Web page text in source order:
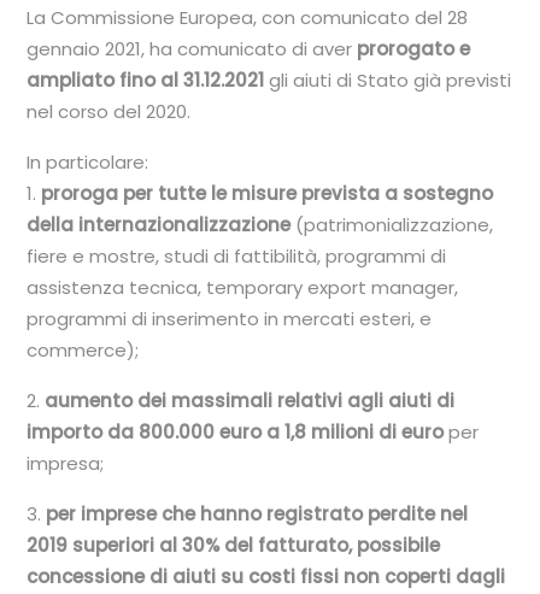
La Commissione Europea, con comunicato del 28
gennaio 2021, ha comunicato di aver prorogato e
ampliato fino al 31.12.2021 gli aiuti di Stato già previsti
nel corso del 2020.
In particolare:
1. proroga per tutte le misure prevista a sostegno
della internazionalizzazione(patrimonializzazione,
fiere e mostre, studi di fattibilità, programmi di
assistenza tecnica, temporary export manager,
programmi di inserimento in mercati esteri, e
commerce);
2. aumento dei massimali relativi agli aiuti di
importo da 800.000 euro a 1,8 milioni di europer
impresa;
3. per imprese che hanno registrato perdite nel
2019 superiori al 30% del fatturato, possibile
concessione di aiuti su costi fissi non coperti dagli